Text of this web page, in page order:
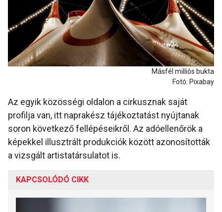
Másfél milliós bukta
Fotó: Pixabay
Az egyik közösségi oldalon a cirkusznak saját
profilja van, itt naprakész tájékoztatást nyújtanak
soron következő fellépéseikről. Az adóellenőrök a
képekkel illusztrált produkciók között azonosították
a vizsgált artistatársulatot is.
KAPCSOLÓDÓ CIKK